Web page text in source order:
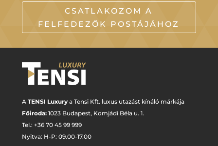
CSATLAKOZOM A
FELFEDEZŐK POSTÁJÁHOZ
A TENSI Luxurya Tensi Kft. luxus utazást kínáló márkája
Főiroda: 1023 Budapest, Komjádi Béla u. 1.
Tel.: +36 70 45 99 999
Nyitva: H-P: 09.00-17.00